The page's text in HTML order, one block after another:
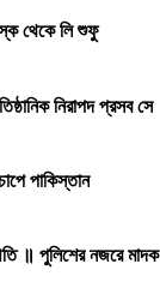
থেকে লি শুফু
নিরাপদ প্রসব সে
পাকিস্তান
॥ পুলিশের নজরে মাদক